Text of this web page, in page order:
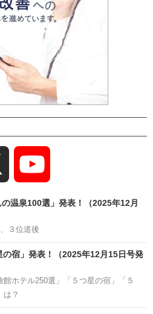
Channel
温泉100選」発表！（2025年12月
３位道後
宿」発表！（2025年12月15日号発
ホテル250選」「５つ星の宿」「５
は？